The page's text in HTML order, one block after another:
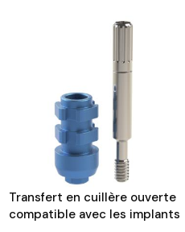
Transfert en cuillère ouverte
compatible avec les implants